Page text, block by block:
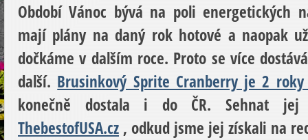
Období Vánoc bývá na poli energetických
mají plány na daný rok hotové a naopak
dočkáme v dalším roce. Proto se více
další. Brusinkový Sprite Cranberry je 2
konečně dostala i do ČR. Sehnat
ThebestofUSA.cz , odkud jsme jej získali na